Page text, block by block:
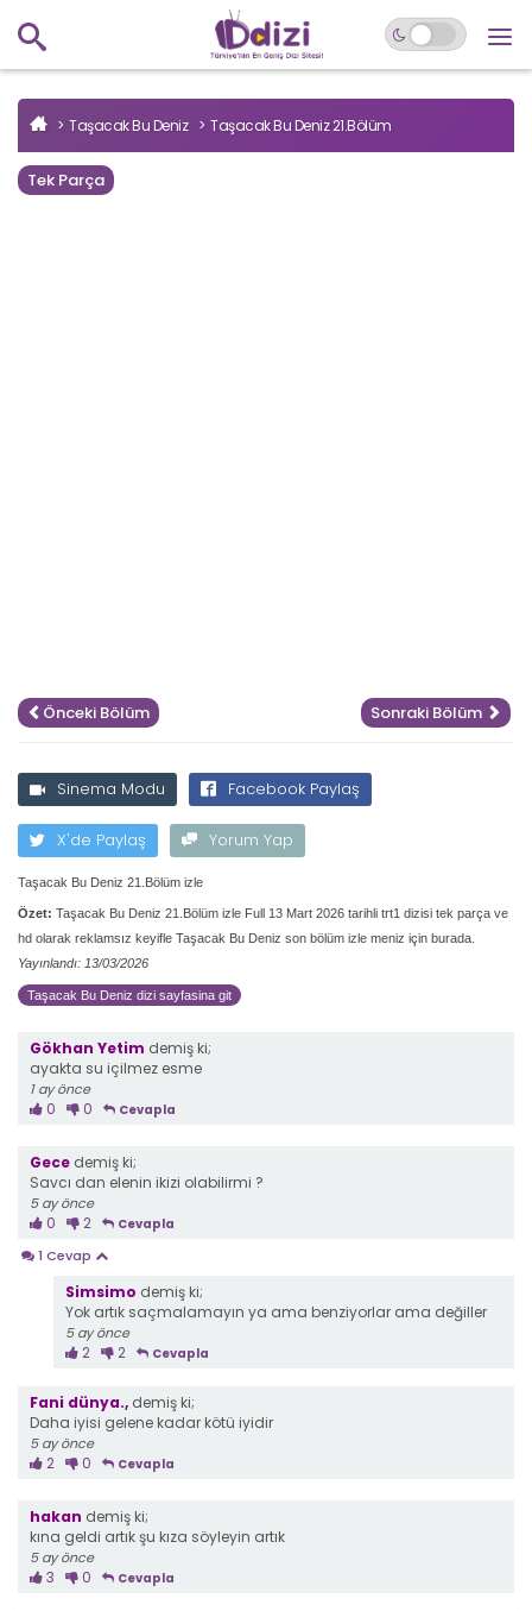
Taşacak Bu Deniz Taşacak Bu Deniz 21.Bölüm
Tek Parça
Önceki Bölüm Sonraki Bölüm
Sinema Modu Facebook Paylaş
X'de Paylaş Yorum Yap
Taşacak Bu Deniz 21.Bölüm izle
Özet: Taşacak Bu Deniz 21.Bölüm izle Full 13 Mart 2026 tarihli trt1 dizisi tek parça ve
hd olarak reklamsız keyifle Taşacak Bu Deniz son bölüm izle meniz için burada.
Yayınlandı: 13/03/2026
Taşacak Bu Deniz dizi sayfasina git
Gökhan Yetim demiş ki;
ayakta su içilmez esme
1 ay önce
0 0 Cevapla
Gece demiş ki;
Savcı dan elenin ikizi olabilirmi ?
5 ay önce
0 2 Cevapla
1 Cevap
Simsimo demiş ki;
Yok artık saçmalamayın ya ama benziyorlar ama değiller
5 ay önce
2 2 Cevapla
Fani dünya., demiş ki;
Daha iyisi gelene kadar kötü iyidir
5 ay önce
2 0 Cevapla
hakan demiş ki;
kına geldi artık şu kıza söyleyin artık
5 ay önce
3 0 Cevapla